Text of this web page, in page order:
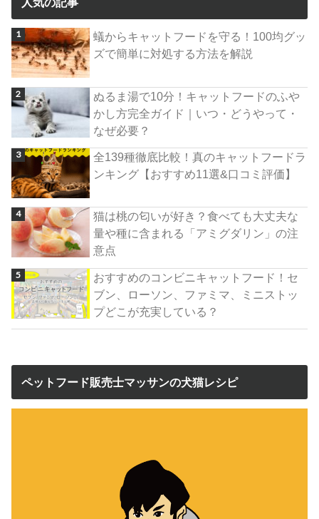
蟻からキャットフードを守る！100均グッ
ズで簡単に対処する方法を解説
ぬるま湯で10分！キャットフードのふや
かし方完全ガイド｜いつ・どうやって・
なぜ必要？
全139種徹底比較！真のキャットフードラ
ンキング【おすすめ11選&口コミ評価】
猫は桃の匂いが好き？食べても大丈夫な
量や種に含まれる「アミグダリン」の注
意点
おすすめのコンビニキャットフード！セ
ブン、ローソン、ファミマ、ミニストッ
プどこが充実している？
ペットフード販売士マッサンの犬猫レシピ